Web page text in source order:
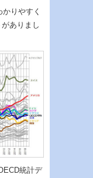
りやすく
ありまし
統計デ